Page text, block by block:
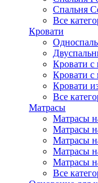
Спальня
Все
Кровати
Кровати
Кровати с
Кровати
Все
Матрасы
Матрасы
Матрасы
Матрасы
Матрасы
Матрасы
Все